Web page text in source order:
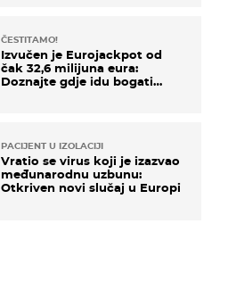
ČESTITAMO!
Izvučen je Eurojackpot od
čak 32,6 milijuna eura:
Doznajte gdje idu bogati
PACIJENT U IZOLACIJI
Vratio se virus koji je izazvao
međunarodnu uzbunu:
Otkriven novi slučaj u Europi